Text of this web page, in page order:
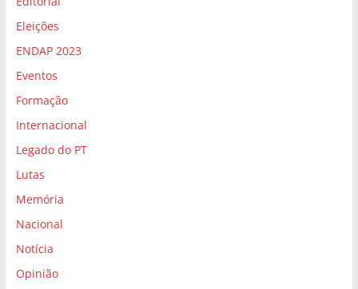
Eleições
ENDAP 2023
Eventos
Formação
Internacional
Legado do PT
Lutas
Memória
Nacional
Notícia
Opinião